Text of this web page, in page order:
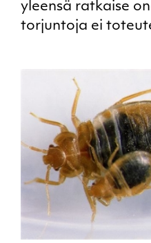
yleensä ratkaise
torjuntoja ei